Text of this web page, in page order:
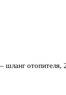
шланг отопителя,